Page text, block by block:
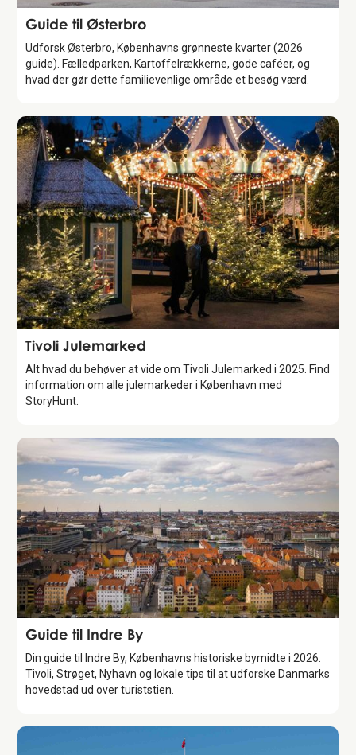
Guide
Guide til Østerbro
Udforsk Østerbro, Københavns grønneste kvarter (2026
guide). Fælledparken, Kartoffelrækkerne, gode caféer, og
hvad der gør dette familievenlige område et besøg værd.
Attraction
Tivoli Julemarked
Alt hvad du behøver at vide om Tivoli Julemarked i 2025. Find
information om alle julemarkeder i København med
StoryHunt.
Guide
Guide til Indre By
Din guide til Indre By, Københavns historiske bymidte i 2026.
Tivoli, Strøget, Nyhavn og lokale tips til at udforske Danmarks
hovedstad ud over turiststien.